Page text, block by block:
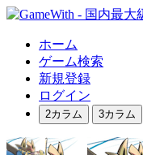
ホーム
ゲーム検索
新規登録
ログイン
2カラム 3カラム